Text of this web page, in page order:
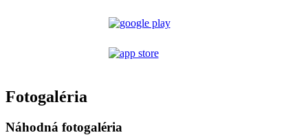
Fotogaléria
Náhodná fotogaléria